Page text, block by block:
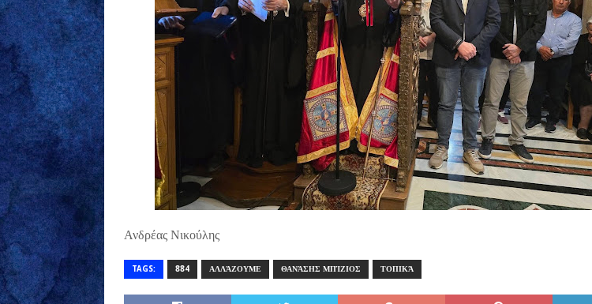
Ανδρέας Νικούλης
TAGS: 884 ΑΛΛΆΖΟΥΜΕ ΘΑΝΆΣΗΣ ΜΠΊΖΙΟΣ ΤΟΠΙΚΆ